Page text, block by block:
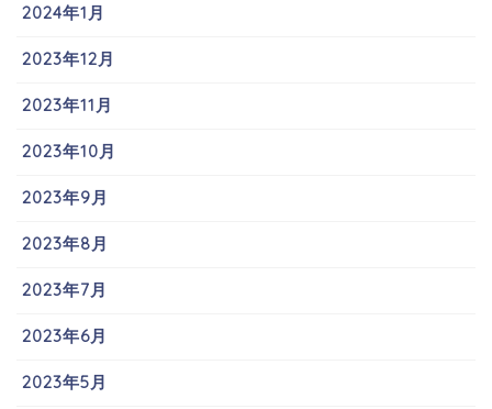
2024年1月
2023年12月
2023年11月
2023年10月
2023年9月
2023年8月
2023年7月
2023年6月
2023年5月